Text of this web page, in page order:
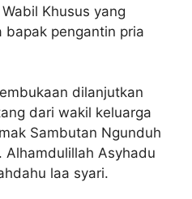
Khusus yang
bapak pengantin pria
dilanjutkan
dari wakil keluarga
Sambutan Ngunduh
Alhamdulillah Asyhadu
laa syari.